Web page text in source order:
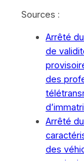
Sources :
Arrêté
de
des
Arrêté
des